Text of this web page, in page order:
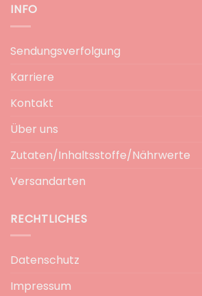
INFO
Sendungsverfolgung
Karriere
Kontakt
Über uns
Zutaten/Inhaltsstoffe/Nährwerte
Versandarten
RECHTLICHES
Datenschutz
Impressum